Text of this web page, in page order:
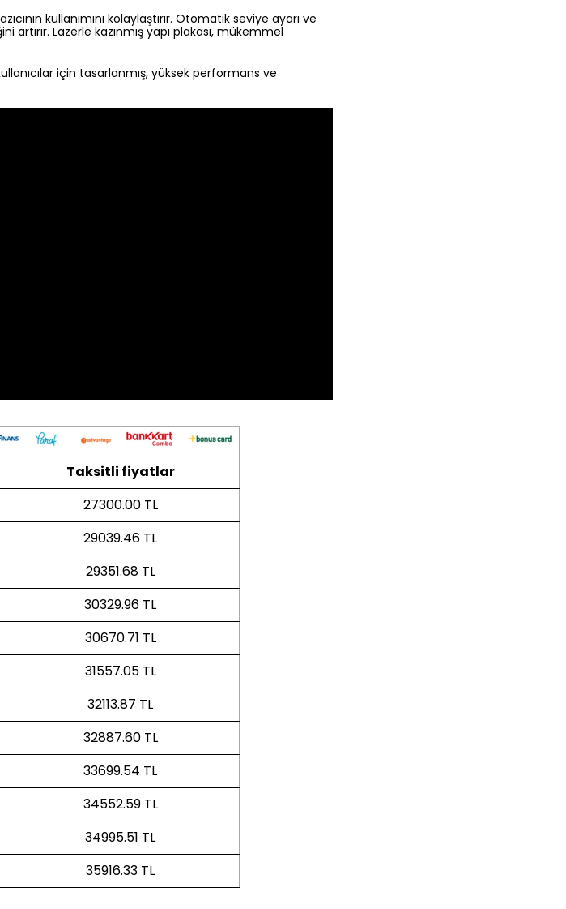
kullanımını kolaylaştırır. Otomatik seviye ayarı ve
artırır. Lazerle kazınmış yapı plakası, mükemmel
için tasarlanmış, yüksek performans ve
Taksitli fiyatlar
27300.00 TL
29039.46 TL
29351.68 TL
30329.96 TL
30670.71 TL
31557.05 TL
32113.87 TL
32887.60 TL
33699.54 TL
34552.59 TL
34995.51 TL
35916.33 TL